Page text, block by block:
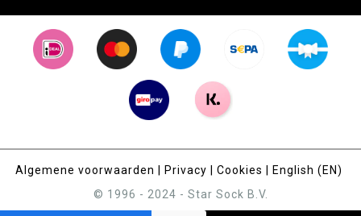
Algemene voorwaarden Privacy Cookies
English (EN)
© 1996 - 2024 - Star Sock B.V.